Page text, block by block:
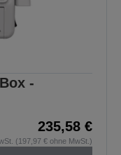
-
235,58 €
(197,97 € ohne MwSt.)